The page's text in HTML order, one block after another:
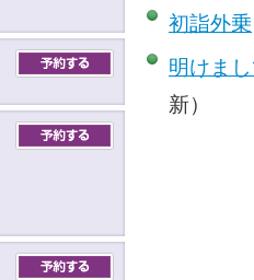
初詣外乗
明けま
新）